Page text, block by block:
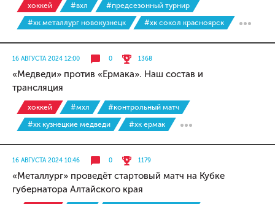
хоккей #вхл
#предсезонный турнир
#хк металлург новокузнецк
#хк сокол красноярск
16 АВГУСТА 2024 12:00 0 1368
«Медведи» против «Ермака». Наш состав и
трансляция
хоккей #мхл
#контрольный матч
#хк кузнецкие медведи
#хк ермак
16 АВГУСТА 2024 10:46 0 1179
«Металлург» проведёт стартовый матч на Кубке
губернатора Алтайского края